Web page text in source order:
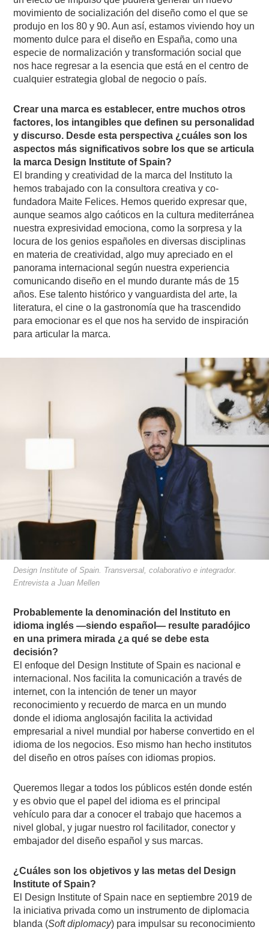
movimiento de socialización del diseño como el que se
produjo en los 80 y 90. Aun así, estamos viviendo hoy un
momento dulce para el diseño en España, como una
especie de normalización y transformación social que
nos hace regresar a la esencia que está en el centro de
cualquier estrategia global de negocio o país.
Crear una marca es establecer, entre muchos otros
factores, los intangibles que definen su personalidad
y discurso. Desde esta perspectiva ¿cuáles son los
aspectos más significativos sobre los que se articula
la marca Design Institute of Spain?
El branding y creatividad de la marca del Instituto la
hemos trabajado con la consultora creativa y co-
fundadora Maite Felices. Hemos querido expresar que,
aunque seamos algo caóticos en la cultura mediterránea
nuestra expresividad emociona, como la sorpresa y la
locura de los genios españoles en diversas disciplinas
en materia de creatividad, algo muy apreciado en el
panorama internacional según nuestra experiencia
comunicando diseño en el mundo durante más de 15
años. Ese talento histórico y vanguardista del arte, la
literatura, el cine o la gastronomía que ha trascendido
para emocionar es el que nos ha servido de inspiración
para articular la marca.
Design Institute of Spain. Transversal, colaborativo e integrador.
Entrevista a Juan Mellen
Probablemente la denominación del Instituto en
idioma inglés —siendo español— resulte paradójico
en una primera mirada ¿a qué se debe esta
decisión?
El enfoque del Design Institute of Spain es nacional e
internacional. Nos facilita la comunicación a través de
internet, con la intención de tener un mayor
reconocimiento y recuerdo de marca en un mundo
donde el idioma anglosajón facilita la actividad
empresarial a nivel mundial por haberse convertido en el
idioma de los negocios. Eso mismo han hecho institutos
del diseño en otros países con idiomas propios.
Queremos llegar a todos los públicos estén donde estén
y es obvio que el papel del idioma es el principal
vehículo para dar a conocer el trabajo que hacemos a
nivel global, y jugar nuestro rol facilitador, conector y
embajador del diseño español y sus marcas.
¿Cuáles son los objetivos y las metas del Design
Institute of Spain?
El Design Institute of Spain nace en septiembre 2019 de
la iniciativa privada como un instrumento de diplomacia
blanda (Soft diplomacy) para impulsar su reconocimiento